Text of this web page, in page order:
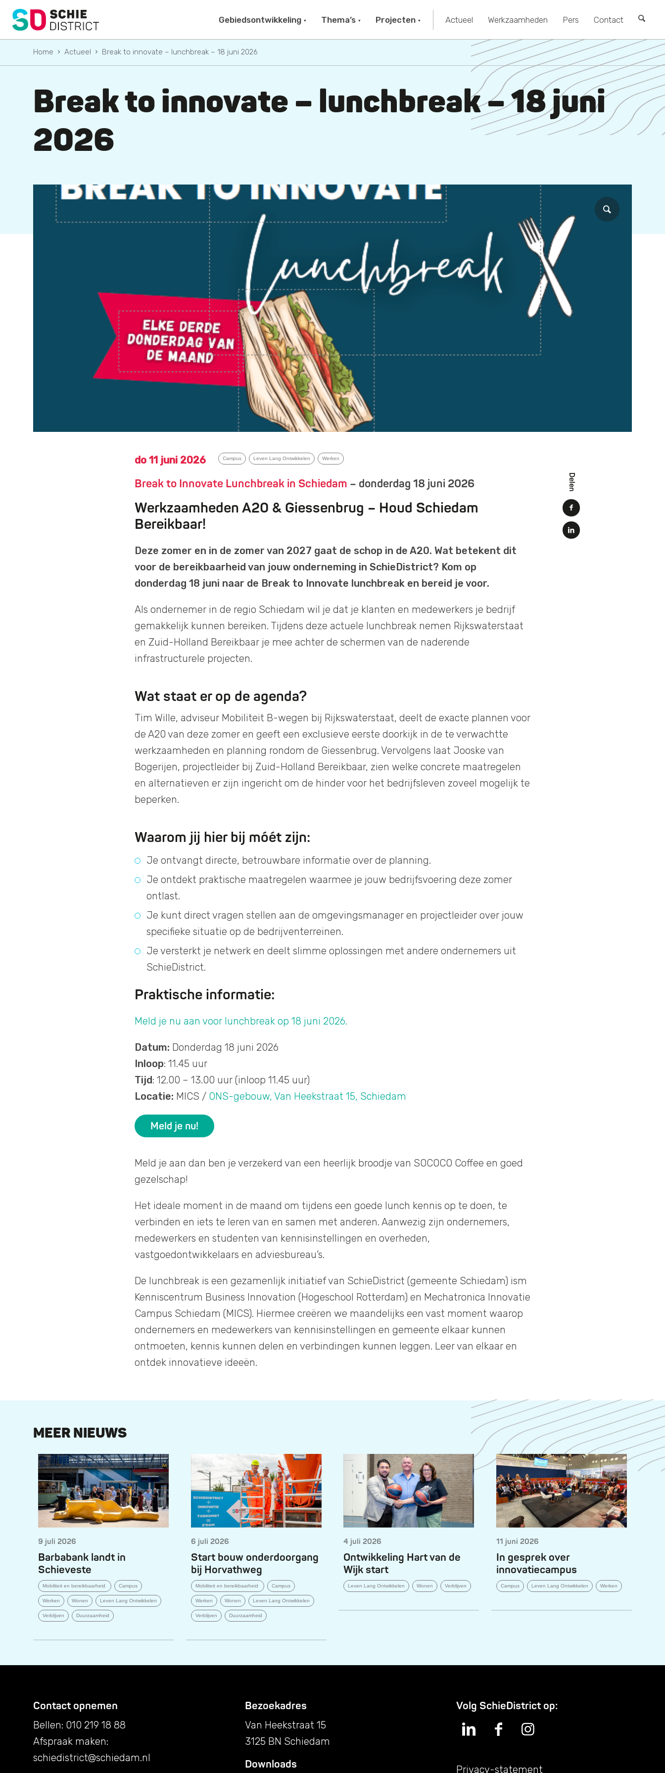
Gebiedsontwikkeling Thema’s Projecten Actueel Werkzaamheden Pers Contact
Home Actueel Break to innovate – lunchbreak – 18 juni 2026
Break to innovate – lunchbreak – 18 juni
2026
do 11 juni 2026 Campus Leven Lang Ontwikkelen Werken
Delen
Break to Innovate Lunchbreak in Schiedam – donderdag 18 juni 2026
Werkzaamheden A20 & Giessenbrug – Houd Schiedam
Bereikbaar!
Deze zomer en in de zomer van 2027 gaat de schop in de A20. Wat betekent dit
voor de bereikbaarheid van jouw onderneming in SchieDistrict? Kom op
donderdag 18 juni naar de Break to Innovate lunchbreak en bereid je voor.
Als ondernemer in de regio Schiedam wil je dat je klanten en medewerkers je bedrijf
gemakkelijk kunnen bereiken. Tijdens deze actuele lunchbreak nemen Rijkswaterstaat
en Zuid-Holland Bereikbaar je mee achter de schermen van de naderende
infrastructurele projecten.
Wat staat er op de agenda?
Tim Wille, adviseur Mobiliteit B-wegen bij Rijkswaterstaat, deelt de exacte plannen voor
de A20 van deze zomer en geeft een exclusieve eerste doorkijk in de te verwachtte
werkzaamheden en planning rondom de Giessenbrug. Vervolgens laat Jooske van
Bogerijen, projectleider bij Zuid-Holland Bereikbaar, zien welke concrete maatregelen
en alternatieven er zijn ingericht om de hinder voor het bedrijfsleven zoveel mogelijk te
beperken.
Waarom jij hier bij móét zijn:
Je ontvangt directe, betrouwbare informatie over de planning.
Je ontdekt praktische maatregelen waarmee je jouw bedrijfsvoering deze zomer
ontlast.
Je kunt direct vragen stellen aan de omgevingsmanager en projectleider over jouw
specifieke situatie op de bedrijventerreinen.
Je versterkt je netwerk en deelt slimme oplossingen met andere ondernemers uit
SchieDistrict.
Praktische informatie:
Meld je nu aan voor lunchbreak op 18 juni 2026.
Datum: Donderdag 18 juni 2026
Inloop: 11.45 uur
Tijd: 12.00 – 13.00 uur (inloop 11.45 uur)
Locatie: MICS / ONS-gebouw, Van Heekstraat 15, Schiedam
Meld je nu!
Meld je aan dan ben je verzekerd van een heerlijk broodje van SOCOCO Coffee en goed
gezelschap!
Het ideale moment in de maand om tijdens een goede lunch kennis op te doen, te
verbinden en iets te leren van en samen met anderen. Aanwezig zijn ondernemers,
medewerkers en studenten van kennisinstellingen en overheden,
vastgoedontwikkelaars en adviesbureau’s.
De lunchbreak is een gezamenlijk initiatief van SchieDistrict (gemeente Schiedam) ism
Kenniscentrum Business Innovation (Hogeschool Rotterdam) en Mechatronica Innovatie
Campus Schiedam (MICS). Hiermee creëren we maandelijks een vast moment waarop
ondernemers en medewerkers van kennisinstellingen en gemeente elkaar kunnen
ontmoeten, kennis kunnen delen en verbindingen kunnen leggen. Leer van elkaar en
ontdek innovatieve ideeën.
MEER NIEUWS
9 juli 2026
Barbabank landt in
Schieveste
Mobiliteit en bereikbaarheid Campus
Werken Wonen Leven Lang Ontwikkelen
Verblijven Duurzaamheid
6 juli 2026
Start bouw onderdoorgang
bij Horvathweg
Mobiliteit en bereikbaarheid Campus
Werken Wonen Leven Lang Ontwikkelen
Verblijven Duurzaamheid
4 juli 2026
Ontwikkeling Hart van de
Wijk start
Leven Lang Ontwikkelen Wonen Verblijven
11 juni 2026
In gesprek over
innovatiecampus
Campus Leven Lang Ontwikkelen Werken
Contact opnemen
Bellen: 010 219 18 88
Afspraak maken:
schiedistrict@schiedam.nl
Bezoekadres
Van Heekstraat 15
3125 BN Schiedam
Downloads
Volg SchieDistrict op:
Privacy-statement